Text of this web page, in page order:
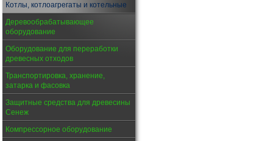
Котлы, котлоагрегаты и котельные
Деревообрабатывающее
оборудование
Оборудование для переработки
древесных отходов
Транспортировка, хранение,
затарка и фасовка
Защитные средства для древесины
Сенеж
Компрессорное оборудование